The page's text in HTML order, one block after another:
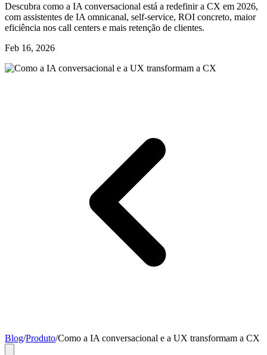
Descubra como a IA conversacional está a redefinir a CX em 2026,
com assistentes de IA omnicanal, self-service, ROI concreto, maior
eficiência nos call centers e mais retenção de clientes.
Feb 16, 2026
Blog/Produto/Como a IA conversacional e a UX transformam a CX